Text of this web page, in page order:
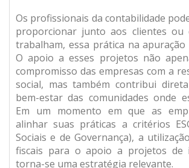
Os profissionais da contabilidade
proporcionar junto aos clientes ou
trabalham, essa prática na apuração
O apoio a esses projetos não
compromisso das empresas com a
social, mas também contribui
bem-estar das comunidades onde
Em um momento em que as
alinhar suas práticas a critérios
Sociais e de Governança), a
fiscais para o apoio a projetos de
torna-se uma estratégia relevante.